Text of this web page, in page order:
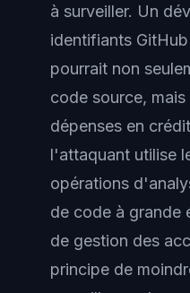
à surveiller. Un
identifiants
pourrait non
code source,
dépenses en
l'attaquant utilise
opérations
de code à grande
de gestion des
principe de